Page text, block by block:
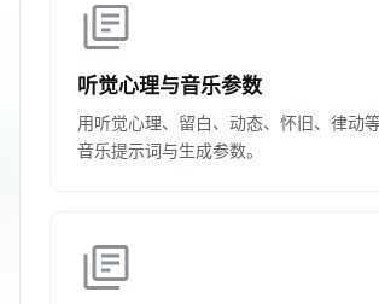
library_books
听觉心理与音乐参数
用听觉心理、留白、动态、怀旧、律动
音乐提示词与生成参数。
library_books